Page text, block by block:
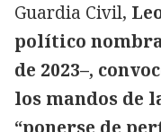
Guardia Civil,
político
de 2023–,
los mandos de